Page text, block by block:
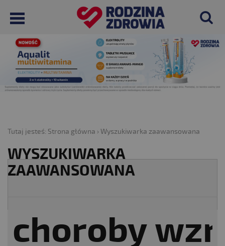
Tutaj jesteś: Strona główna › Wyszukiwarka zaawansowana
WYSZUKIWARKA
ZAAWANSOWANA